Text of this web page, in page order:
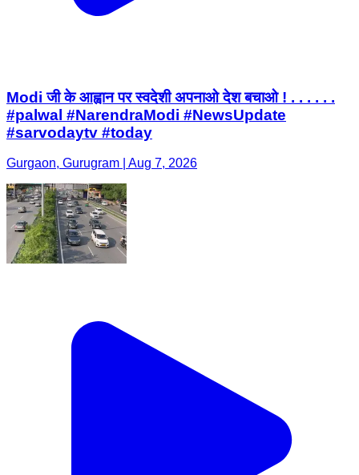
Modi जी के आह्वान पर स्वदेशी अपनाओ देश बचाओ ! . . . . . .
#palwal #NarendraModi #NewsUpdate
#sarvodaytv #today
Gurgaon, Gurugram | Aug 7, 2026